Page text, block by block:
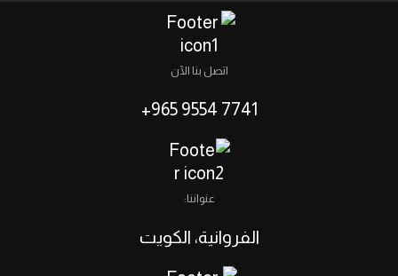
اتصل بنا الآن
7741 9554 965+
عنواننا:
الفروانية، الكويت‎